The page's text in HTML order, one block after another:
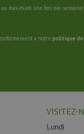
maximum une fois par
à notre politique de
VISITEZ-
Lundi